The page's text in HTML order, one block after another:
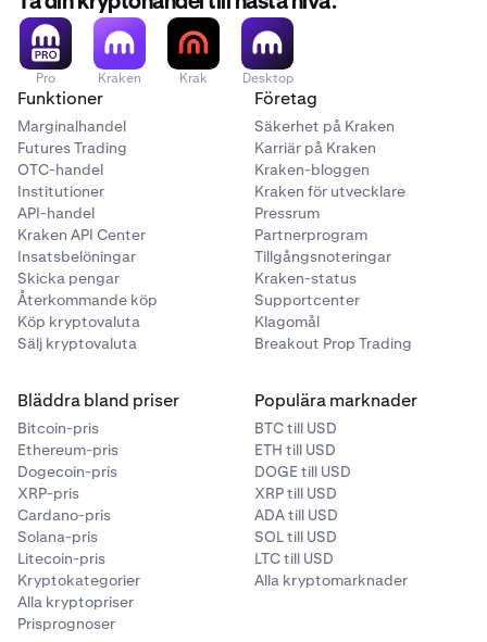
3 Justeramodulinställningarnaefter dina önskemål i
panelen Redigera modul.
- Take Profit, Take Profit Limit
- Stop Loss, Stop Loss Limit
- Trailing Stop, Trailing Stop Limit
• Finansieringstyp : Välj mellanSpot- eller
handel.
• Kvantitet
: Ange med ett fast belopp (endast
basvaluta) eller en procentandel av dina
tillgängliga medel.
• Prisavvikelser och distansutlösare
- Negativa prisavvikelser för Limit Orders är
- Distansutlösare måste alltid vara positiva.
•
Triggersignal:
Senaste pris
Det senaste priset till vilket en affär
genomfördes.
När ska det användas: Idealisk för realtidshandel
och snabba exekveringsbeslut, särskilt på aktiva
marknader. Den är mycket responsiv mot
Kvantitet
• Köp-/säljbelopp
• Bifogade OSO-order och parametrar
regelbundet för att anpassa dem till dina
föränderliga handelsstrategier.
•
Skapa modulinställningar för olika
marknadsförhållanden. Du kan till exempel skapa en
förinställning med handelsgenvägar för volatila
marknader och en annan för trendande marknader.
Pro Kraken Krak Desktop
Funktioner
Marginalhandel
Futures Trading
OTC-handel
Institutioner
API-handel
Kraken API Center
Insatsbelöningar
Skicka pengar
Återkommande köp
Köp kryptovaluta
Sälj kryptovaluta
Företag
Säkerhet på Kraken
Karriär på Kraken
Kraken-bloggen
Kraken för utvecklare
Pressrum
Partnerprogram
Tillgångsnoteringar
Kraken-status
Supportcenter
Klagomål
Breakout Prop Trading
Bläddra bland priser
Bitcoin-pris
Ethereum-pris
Dogecoin-pris
XRP-pris
Cardano-pris
Solana-pris
Litecoin-pris
Kryptokategorier
Alla kryptopriser
Prisprognoser
Populära marknader
BTC till USD
ETH till USD
DOGE till USD
XRP till USD
ADA till USD
SOL till USD
LTC till USD
Alla kryptomarknader